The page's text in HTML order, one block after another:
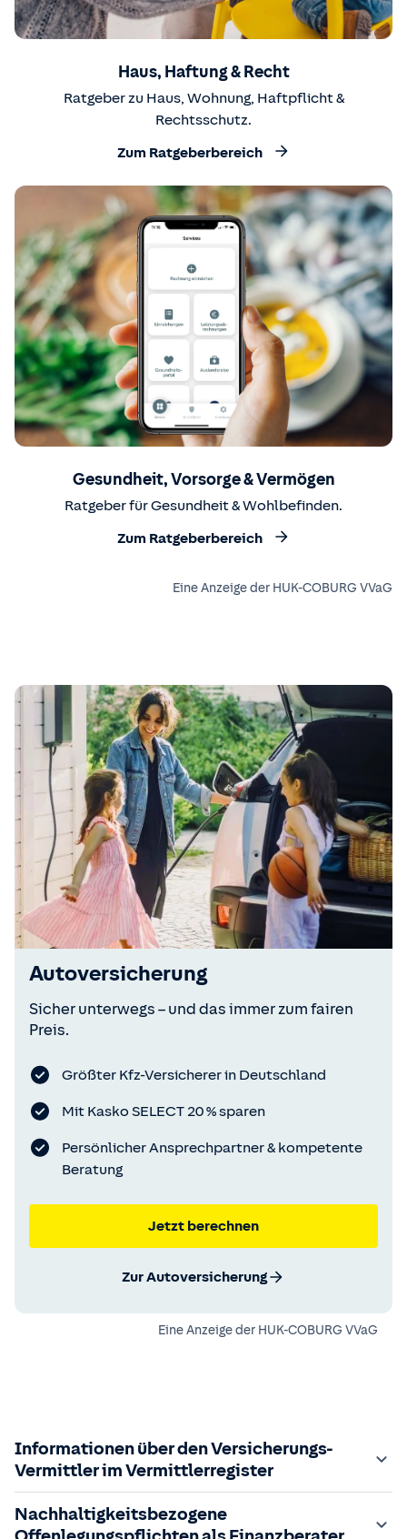
Haus, Haftung & Recht
Ratgeber zu Haus, Wohnung, Haftpflicht &
Rechtsschutz.
Zum Ratgeberbereich
Gesundheit, Vorsorge & Vermögen
Ratgeber für Gesundheit & Wohlbefinden.
Zum Ratgeberbereich
Eine Anzeige der HUK-COBURG VVaG
Autoversicherung
Sicher unterwegs – und das immer zum fairen
Preis.
Größter Kfz-Versicherer in Deutschland
Mit Kasko SELECT 20 % sparen
Persönlicher Ansprechpartner & kompetente
Beratung
Jetzt berechnen
Zur Autoversicherung
Eine Anzeige der HUK-COBURG VVaG
Informationen über den Versicherungs-
Vermittler im Vermittlerregister
Zuständige Aufsichtsbehörde:
Der Vermittler ist gebundener Versicherungsvermittler
Nachhaltigkeitsbezogene